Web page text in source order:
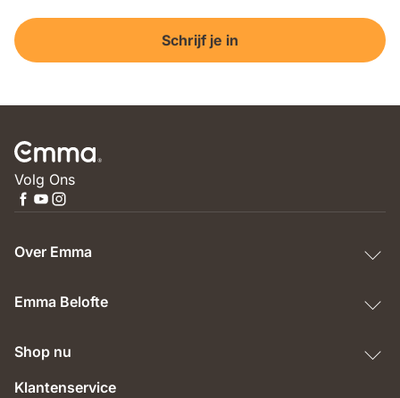
Schrijf je in
Volg Ons
Over Emma
Emma Belofte
Shop nu
Klantenservice